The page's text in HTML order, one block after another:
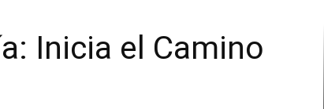
Inicia el Camino